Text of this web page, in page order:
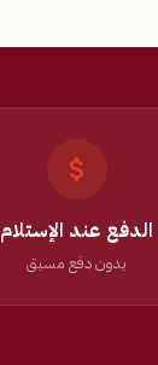
الدفع عند الإستلام
بدون دفع مسبق